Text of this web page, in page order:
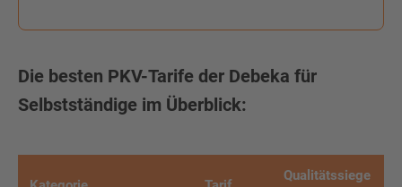
Die besten PKV-Tarife der Debeka für
Selbstständige im Überblick:
Qualitätssiege